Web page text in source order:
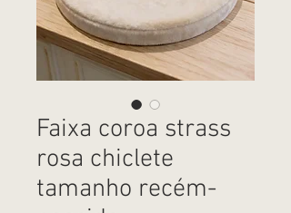
Faixa coroa strass
rosa chiclete
tamanho recém-